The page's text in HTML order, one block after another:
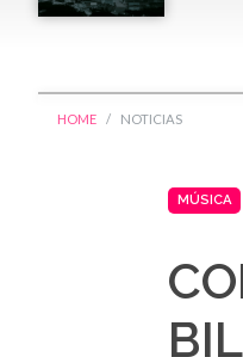
HOME NOTICIAS
MÚSICA